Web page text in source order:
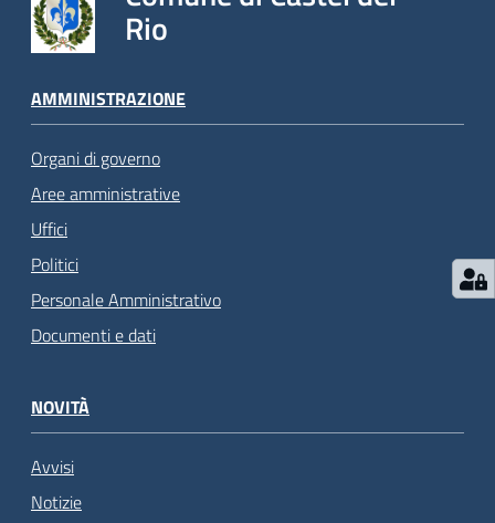
Rio
AMMINISTRAZIONE
Organi di governo
Aree amministrative
Uffici
Politici
Personale Amministrativo
Documenti e dati
NOVITÀ
Avvisi
Notizie